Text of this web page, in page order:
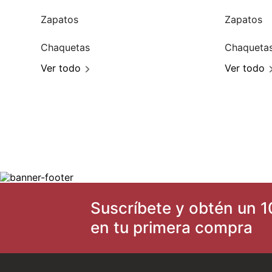
Zapatos
Chaquetas
Ver todo
Zapatos
Ver todo
Suscríbete y obtén un
en tu primera compra